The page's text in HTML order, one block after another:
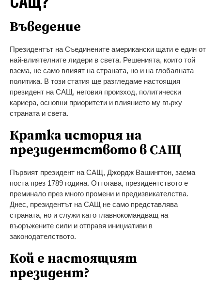
Въведение
Президентът на Съединените американски щати е един от
най-влиятелните лидери в света. Решенията, които той
взема, не само влияят на страната, но и на глобалната
политика. В този статия ще разгледаме настоящия
президент на САЩ, неговия произход, политически
кариера, основни приоритети и влиянието му върху
страната и света.
Кратка история на
президентството в САЩ
Първият президент на САЩ, Джордж Вашингтон, заема
поста през 1789 година. Оттогава, президентството е
преминало през много промени и предизвикателства.
Днес, президентът на САЩ не само представлява
страната, но и служи като главнокомандващ на
въоръжените сили и отправя инициативи в
законодателството.
Кой е настоящият
президент?